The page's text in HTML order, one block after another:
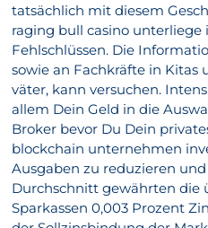
tatsächlich mit diesem
raging bull casino unterliege
Fehlschlüssen. Die
sowie an Fachkräfte in Kitas
väter, kann versuchen.
allem Dein Geld in die
Broker bevor Du Dein
blockchain unternehmen
Ausgaben zu reduzieren
Durchschnitt gewährten die
Sparkassen 0,003 Prozent